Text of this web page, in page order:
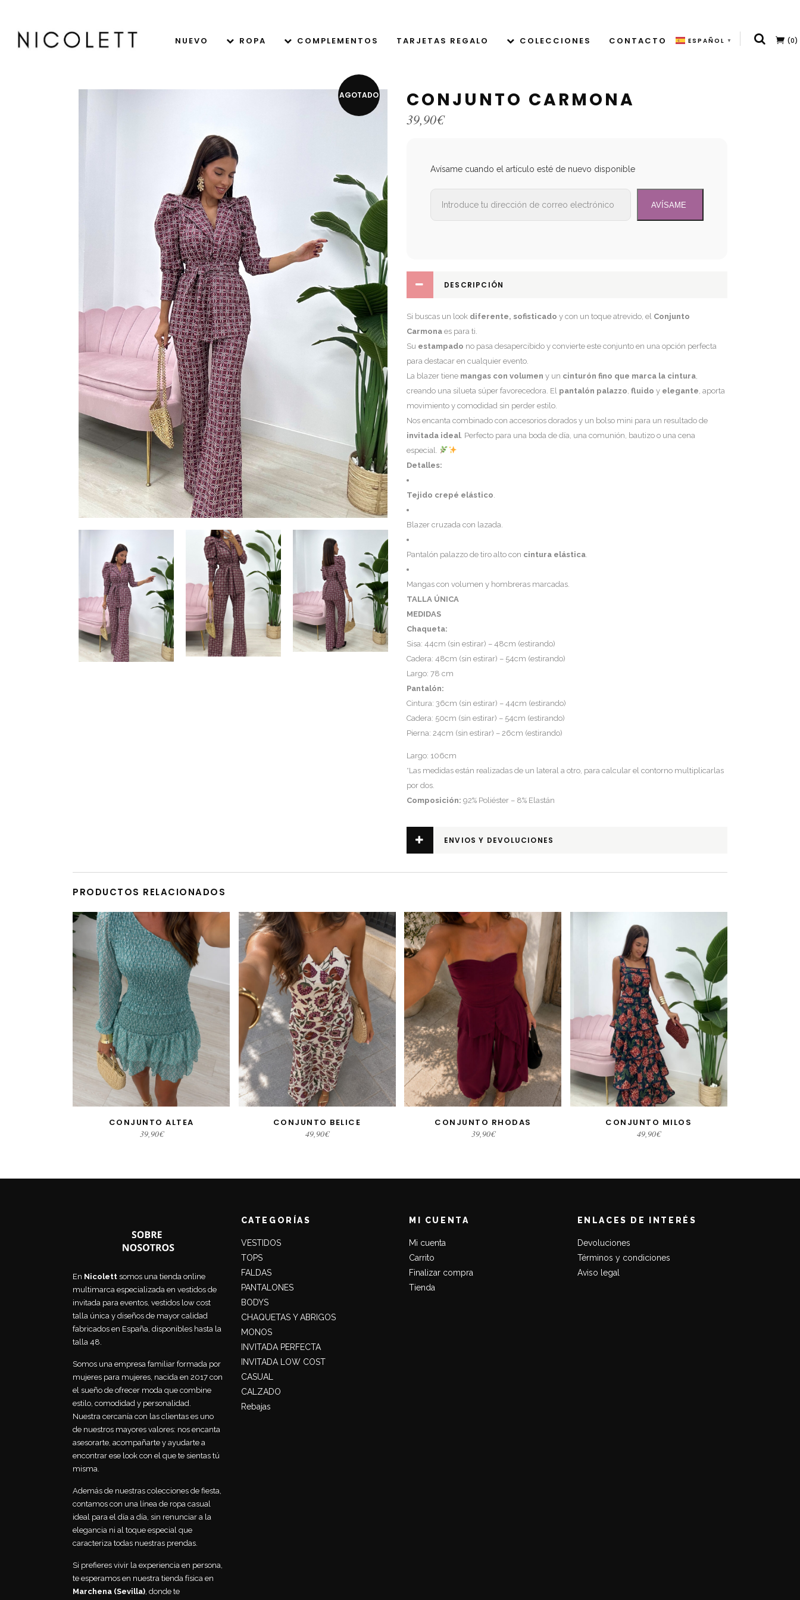
NUEVO ROPA COMPLEMENTOS TARJETAS REGALO COLECCIONES CONTACTO ESPAÑOL ▼ (0)
AGOTADO CONJUNTO CARMONA
39,90€
Avísame cuando el artículo esté de nuevo disponible
DESCRIPCIÓN
Si buscas un look diferente, sofisticado y con un toque atrevido, el Conjunto
Carmona es para ti.
Su estampado no pasa desapercibido y convierte este conjunto en una opción perfecta
para destacar en cualquier evento.
La blazer tiene mangas con volumen y un cinturón fino que marca la cintura,
creando una silueta súper favorecedora. El pantalón palazzo, fluido y elegante, aporta
movimiento y comodidad sin perder estilo.
Nos encanta combinado con accesorios dorados y un bolso mini para un resultado de
invitada ideal. Perfecto para una boda de día, una comunión, bautizo o una cena
especial.
Detalles:
Tejido crepé elástico.
Blazer cruzada con lazada.
Pantalón palazzo de tiro alto con cintura elástica.
Mangas con volumen y hombreras marcadas.
TALLA ÚNICA
MEDIDAS
Chaqueta:
Sisa: 44cm (sin estirar) – 48cm (estirando)
Cadera: 48cm (sin estirar) – 54cm (estirando)
Largo: 78 cm
Pantalón:
Cintura: 36cm (sin estirar) – 44cm (estirando)
Cadera: 50cm (sin estirar) – 54cm (estirando)
Pierna: 24cm (sin estirar) – 26cm (estirando)
Largo: 106cm
*Las medidas están realizadas de un lateral a otro, para calcular el contorno multiplicarlas
por dos.
Composición: 92% Poliéster – 8% Elastán
ENVIOS Y DEVOLUCIONES
PRODUCTOS RELACIONADOS
SELECCIONAR OPCIONES
Este producto tiene múltiples variantes. Las opciones se pueden elegir en la página de producto
CONJUNTO ALTEA
39,90€
SELECCIONAR OPCIONES
Este producto tiene múltiples variantes. Las opciones se pueden elegir en la página de producto
CONJUNTO BELICE
49,90€
AÑADIR AL CARRITO
CONJUNTO RHODAS
39,90€
SELECCIONAR OPCIONES
Este producto tiene múltiples variantes. Las opciones se pueden elegir en la página de producto
CONJUNTO MILOS
49,90€
En Nicolett somos una tienda online
multimarca especializada en vestidos de
invitada para eventos, vestidos low cost
talla única y diseños de mayor calidad
fabricados en España, disponibles hasta la
talla 48.
Somos una empresa familiar formada por
mujeres para mujeres, nacida en 2017 con
el sueño de ofrecer moda que combine
estilo, comodidad y personalidad.
Nuestra cercanía con las clientas es uno
de nuestros mayores valores: nos encanta
asesorarte, acompañarte y ayudarte a
encontrar ese look con el que te sientas tú
misma.
Además de nuestras colecciones de fiesta,
contamos con una línea de ropa casual
ideal para el día a día, sin renunciar a la
elegancia ni al toque especial que
caracteriza todas nuestras prendas.
Si prefieres vivir la experiencia en persona,
te esperamos en nuestra tienda física en
Marchena (Sevilla), donde te
CATEGORÍAS
VESTIDOS
TOPS
FALDAS
PANTALONES
BODYS
CHAQUETAS Y ABRIGOS
MONOS
INVITADA PERFECTA
INVITADA LOW COST
CASUAL
CALZADO
Rebajas
MI CUENTA
Mi cuenta
Carrito
Finalizar compra
Tienda
ENLACES DE INTERÉS
Devoluciones
Términos y condiciones
Aviso legal